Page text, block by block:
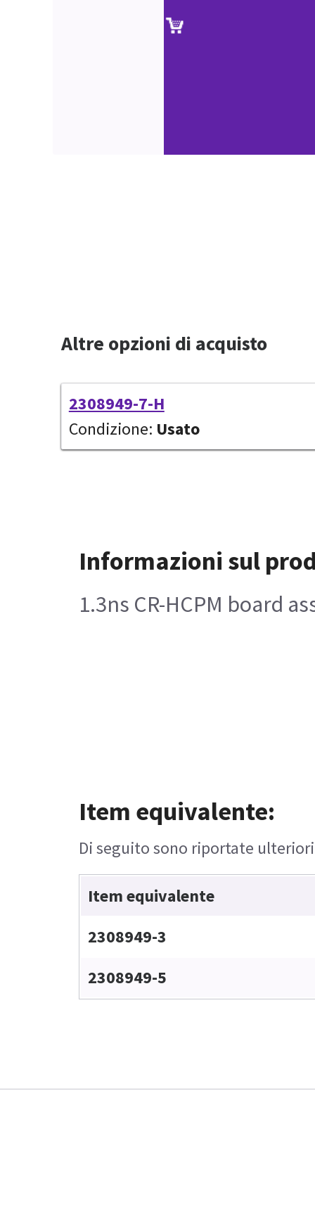
Altre opzioni di acquisto
2308949-7-H
Condizione: Usato
Informazioni sul
1.3ns CR-HCPM board
Item equivalente:
Di seguito sono riportate
Item equivalente
2308949-3
2308949-5